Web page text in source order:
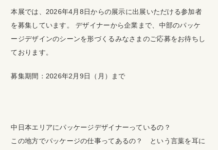
本展では、2026年4月8日からの展示に出展いただける参加者
を募集しています。 デザイナーから企業まで、中部のパッケ
ージデザインのシーンを形づくるみなさまのご応募をお待ちし
ております。
募集期間：2026年2月9日（月）まで
中日本エリアにパッケージデザイナーっているの？
この地方でパッケージの仕事ってあるの？ という言葉を耳に